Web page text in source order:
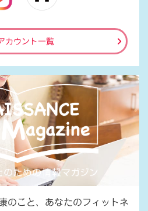
カウント一覧
のこと、あなたのフィットネ